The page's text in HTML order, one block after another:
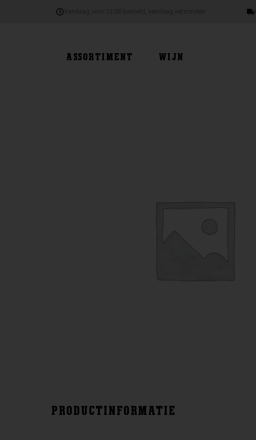
ASSORTIMENT WIJN
PRODUCTINFORMATIE